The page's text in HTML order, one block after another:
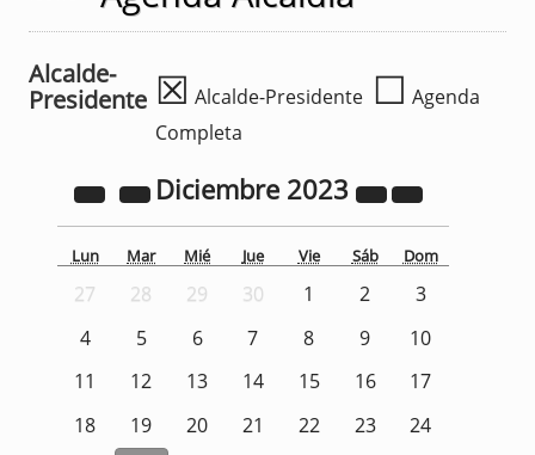
Alcalde-
Presidente ☒ Alcalde-Presidente ☐ Agenda
Completa
Diciembre 2023
Lun Mar Mié Jue Vie Sáb Dom
27 28 29 30 1 2
3
4
5 6 7 8 9
10
11
12 13 14 15 16
17
18
19 20 21 22 23
24